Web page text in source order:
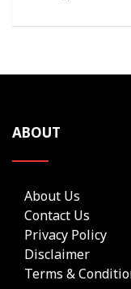
ABOUT
About Us
Contact Us
Privacy Policy
Disclaimer
Terms &